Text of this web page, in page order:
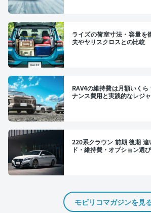
ライズの荷室寸法・容量を
夫やヤリスクロスとの比較
RAV4の維持費は月額いく
ナンス費用と実践的なレジ
220系クラウン 前期 後期
ド・維持費・オプション選
モビリコマガジンを見